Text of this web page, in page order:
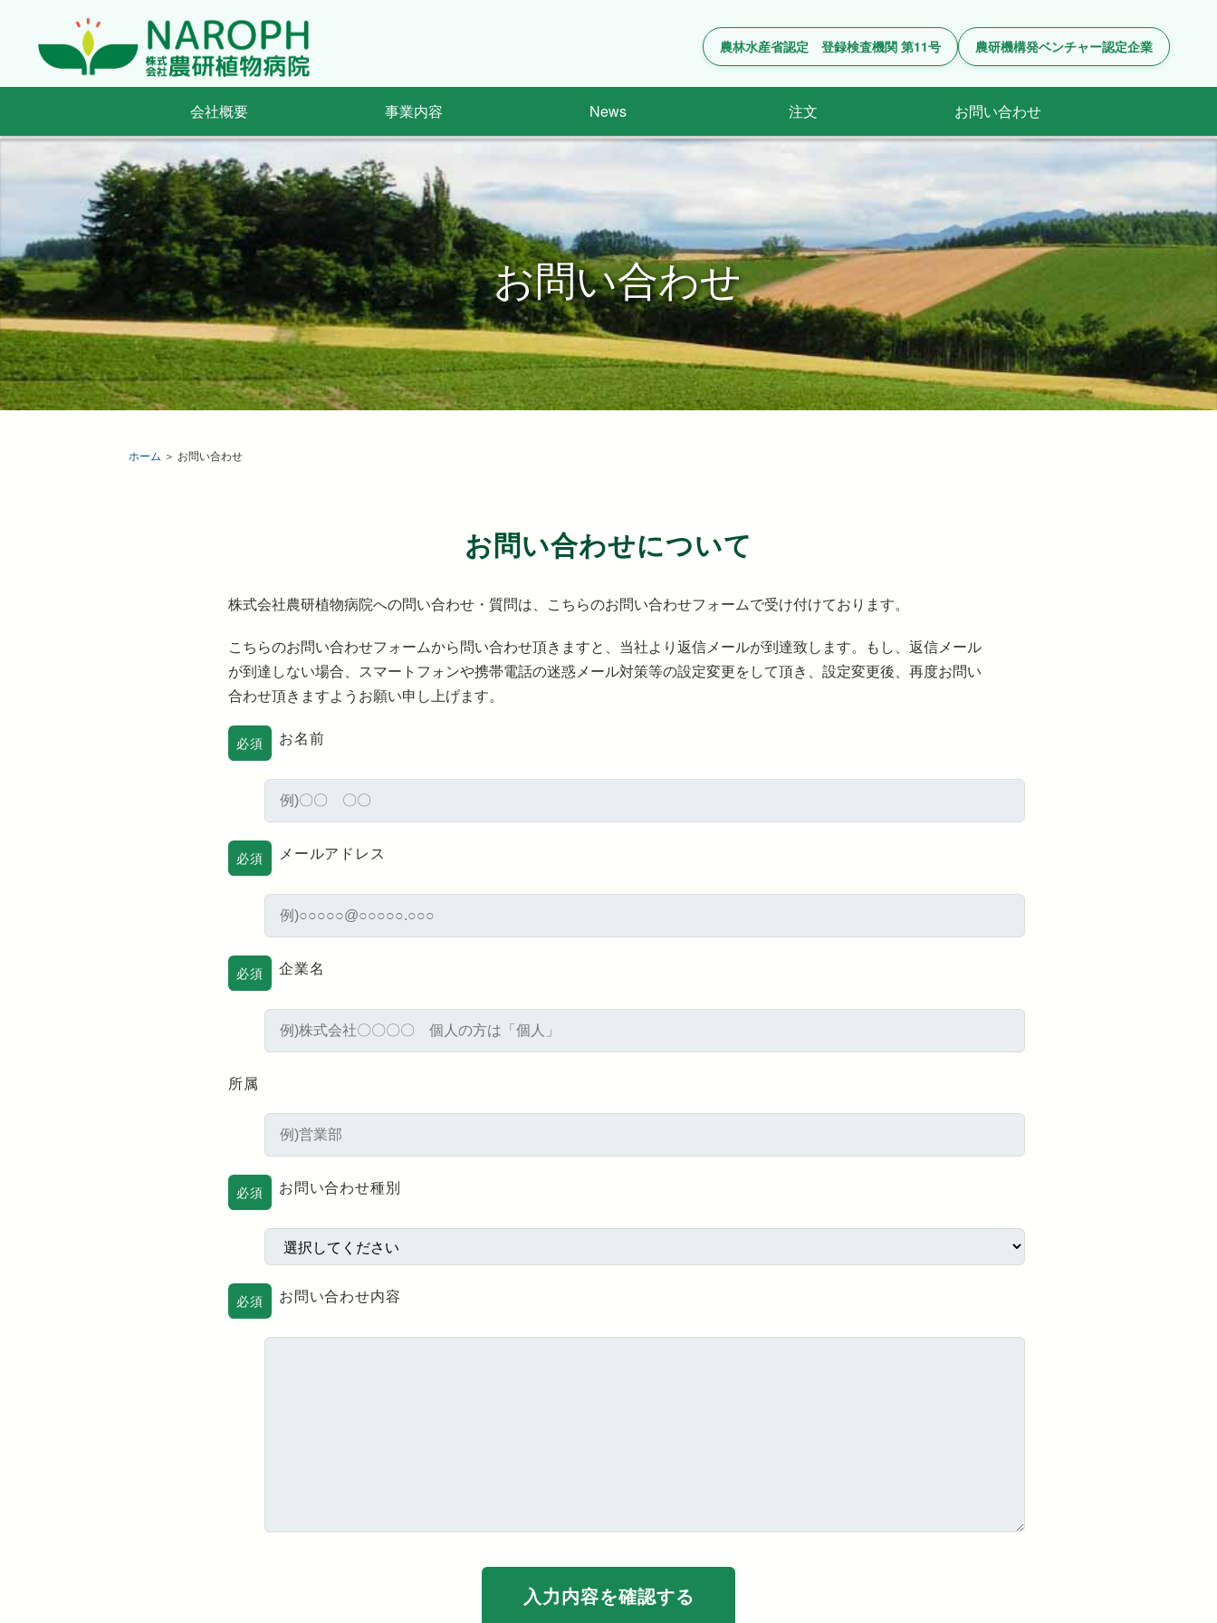
農林水産省認定 登録検査機関 第11号 農研機構発ベンチャー認定企業
会社概要 事業内容 News 注文 お問い合わせ
お問い合わせ
ホーム ＞ お問い合わせ
お問い合わせについて
株式会社農研植物病院への問い合わせ・質問は、こちらのお問い合わせフォームで受け付けております。
こちらのお問い合わせフォームから問い合わせ頂きますと、当社より返信メールが到達致します。もし、返信メール
が到達しない場合、スマートフォンや携帯電話の迷惑メール対策等の設定変更をして頂き、設定変更後、再度お問い
合わせ頂きますようお願い申し上げます。
必須 お名前
必須 メールアドレス
必須 企業名
所属
必須 お問い合わせ種別
必須 お問い合わせ内容